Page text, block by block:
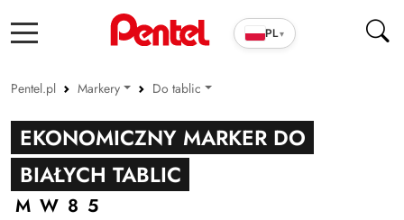
PL▾
Pentel.pl Markery
Produkty szkolno-biurowe
Cienkopisy i pióra ENERGEL
Długopisy
Do tablic
Permanentne
Olejowe
Kredowe
EKONOMICZNY MARKER DO
BIAŁYCH TABLIC
MW85